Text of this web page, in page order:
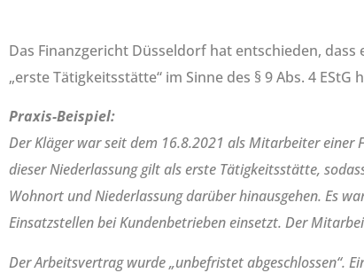
Das Finanzgericht Düsseldorf hat entschieden,
„erste Tätigkeitsstätte“ im Sinne des § 9 Abs. 4 EStG
Praxis-Beispiel:
Der Kläger war seit dem 16.8.2021 als Mitarbeiter
dieser Niederlassung gilt als erste Tätigkeitsstätte,
Wohnort und Niederlassung darüber hinausgehen. Es
Einsatzstellen bei Kundenbetrieben einsetzt. Der
Der Arbeitsvertrag wurde „unbefristet abgeschlossen“.